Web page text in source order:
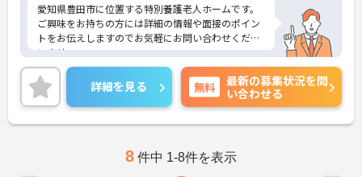
愛知県豊田市に位置する特別養護老人ホームです。
ご興味をお持ちの方には詳細の情報や面接のポイン
トをお伝えしますのでお気軽にお問い合わせくださ
いませ。
詳細を見る 無料
最新の募集状況を問
い合わせる
8 件中 1-8件を表示